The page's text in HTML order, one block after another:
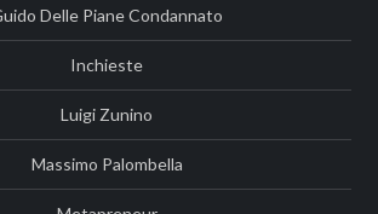
Delle Piane Condannato
Inchieste
Luigi Zunino
Massimo Palombella